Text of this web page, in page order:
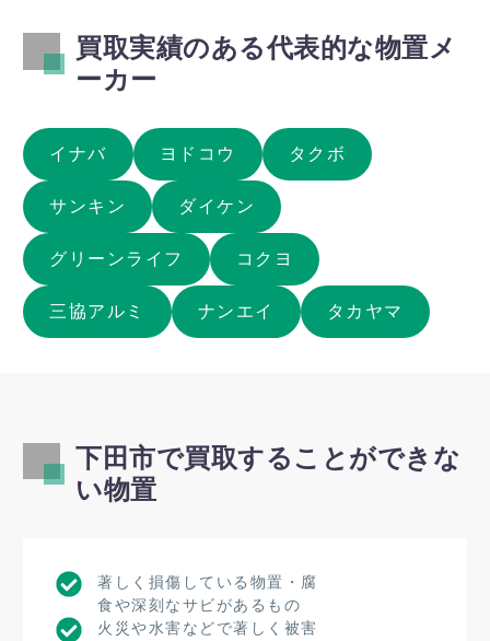
買取実績のある代表的な物置メ
ーカー
イナバ ヨドコウ タクボ
サンキン ダイケン
グリーンライフ コクヨ
三協アルミ ナンエイ タカヤマ
下田市で買取することができな
い物置
著しく損傷している物置・腐
食や深刻なサビがあるもの
火災や水害などで著しく被害